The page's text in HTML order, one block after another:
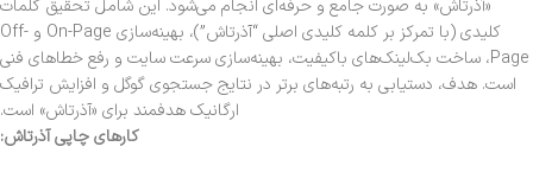
«آذرتاش» به صورت جامع و حرفه‌ای انجام می‌شود. این شامل تحقیق کلمات
کلیدی (با تمرکز بر کلمه کلیدی اصلی “آذرتاش”)، بهینه‌سازی On-Page و Off-
Page، ساخت بک‌لینک‌های باکیفیت، بهینه‌سازی سرعت سایت و رفع خطاهای فنی
است. هدف، دستیابی به رتبه‌های برتر در نتایج جستجوی گوگل و افزایش ترافیک
ارگانیک هدفمند برای «آذرتاش» است.
کارهای چاپی آذرتاش: